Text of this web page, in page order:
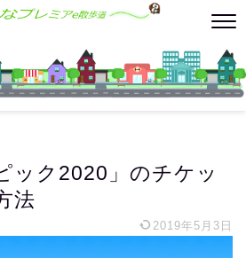
ック2020」のチケッ
法
2019年5月3日